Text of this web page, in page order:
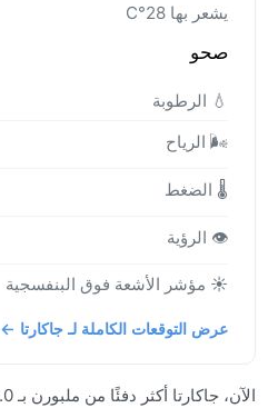
يشعر بها 28°C
صحو
💧 الرطوبة
🌬️ الرياح
🌡️ الضغط
👁️ الرؤية
☀️ مؤشر الأشعة فوق البنفسجية
عرض التوقعات الكاملة لـ جاكارتا ←
الآن، جاكارتا أكثر دفئًا من ملبورن بـ 17.0°C.